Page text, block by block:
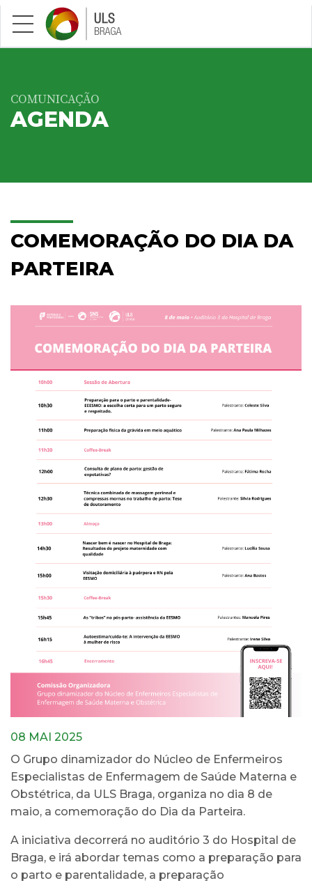
Saltar para conteúdo principal
COMUNICAÇÃO
AGENDA
COMEMORAÇÃO DO DIA DA
PARTEIRA
08 MAI 2025
O Grupo dinamizador do Núcleo de Enfermeiros
Especialistas de Enfermagem de Saúde Materna e
Obstétrica, da ULS Braga, organiza no dia 8 de
maio, a comemoração do Dia da Parteira.
A iniciativa decorrerá no auditório 3 do Hospital de
Braga, e irá abordar temas como a preparação para
o parto e parentalidade, a preparação